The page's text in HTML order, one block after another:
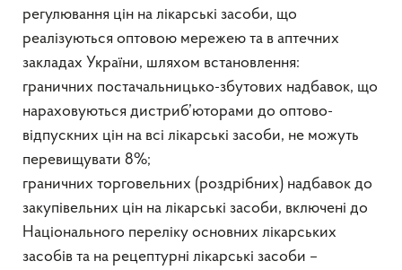
регулювання цін на лікарські засоби, що
реалізуються оптовою мережею та в аптечних
закладах України, шляхом встановлення:
граничних постачальницько-збутових надбавок, що
нараховуються дистриб’юторами до оптово-
відпускних цін на всі лікарські засоби, не можуть
перевищувати 8%;
граничних торговельних (роздрібних) надбавок до
закупівельних цін на лікарські засоби, включені до
Національного переліку основних лікарських
засобів та на рецептурні лікарські засоби –